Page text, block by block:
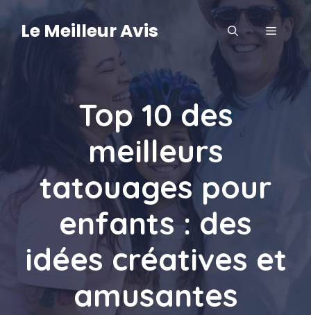
contenu
Le Meilleur Avis MENU
Top 10 des
meilleurs
tatouages pour
enfants : des
idées créatives et
amusantes